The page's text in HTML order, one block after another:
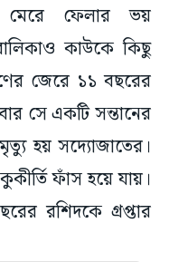
মেরে ফেলার ভয়
কাউকে কিছু
জেরে ১১ বছরের
সে একটি সন্তানের
হয় সদ্যোজাতের।
ফাঁস হয়ে যায়।
রশিদকে গ্রপ্তার